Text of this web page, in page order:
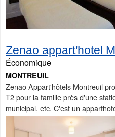
Zenao appart'hotel
Économique
MONTREUIL
Zenao Appart'hôtels Montreuil
T2 pour la famille près d'une
municipal, etc. C'est un